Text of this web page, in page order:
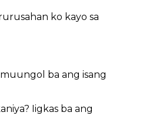
ko kayo sa
ba ang isang
Iigkas ba ang